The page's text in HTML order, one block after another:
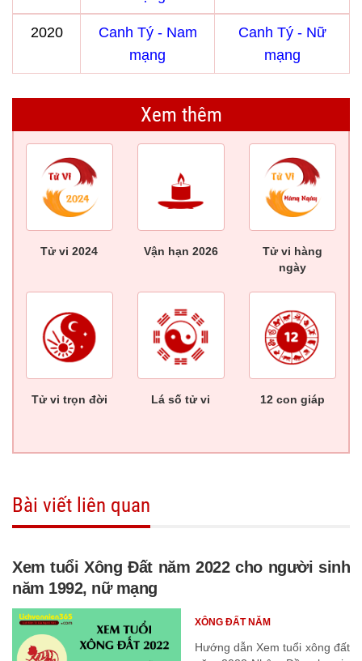
2020
Canh Tý - Nam
mạng
Canh Tý - Nữ
mạng
Xem thêm
Tử vi 2024 Vận hạn 2026
Tử vi hàng
ngày
Tử vi trọn đời Lá số tử vi 12 con giáp
Bài viết liên quan
Xem tuổi Xông Đất năm 2022 cho người sinh
năm 1992, nữ mạng
Hướng dẫn Xem tuổi xông đất
XÔNG ĐẤT NĂM